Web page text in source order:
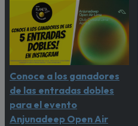
Conoce a los ganadores
de las entradas dobles
para el evento
Anjunadeep Open Air